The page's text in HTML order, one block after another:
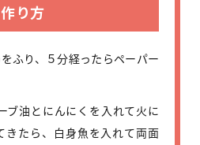
作り方
ふり、５分経ったらペーパー
ブ油とにんにくを入れて火に
きたら、白身魚を入れて両面